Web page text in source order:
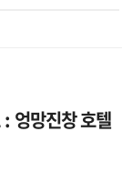
엉망진창 호텔